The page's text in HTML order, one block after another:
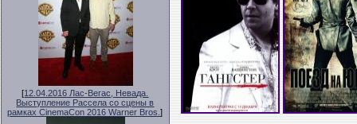
[12.04.2016 Лас-Вегас, Невада.
Выступление Рассела со сцены в
рамках CinemaCon 2016 Warner Bros.]